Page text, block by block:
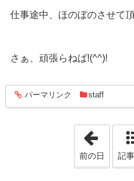
仕事途中、ほのぼのさせて
さぁ、頑張らねば!(^^)!
entry623
パーマリンク staff
「
前の日 記